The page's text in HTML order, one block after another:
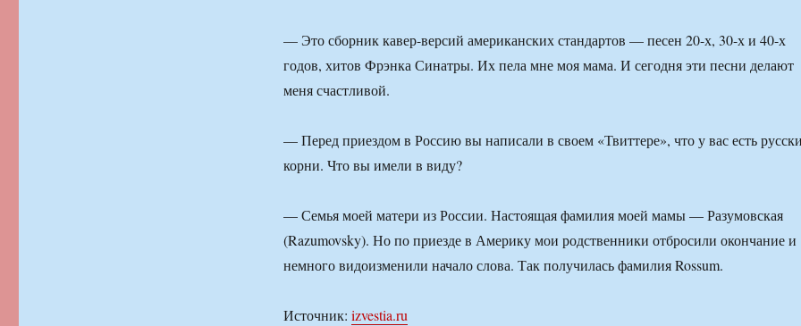
— Это сборник кавер-версий американских стандартов — песен 20-х, 30-х и 40-х
годов, хитов Фрэнка Синатры. Их пела мне моя мама. И сегодня эти песни делают
меня счастливой.
— Перед приездом в Россию вы написали в своем «Твиттере», что у вас есть
корни. Что вы имели в виду?
— Семья моей матери из России. Настоящая фамилия моей мамы — Разумовская
(Razumovsky). Но по приезде в Америку мои родственники отбросили окончание и
немного видоизменили начало слова. Так получилась фамилия Rossum.
Источник: izvestia.ru